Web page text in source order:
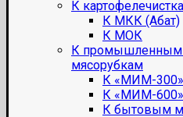
К
К МКК (Абат)
К МОК
К
мясорубкам
К «МИМ-300»
К «МИМ-600»
К бытовым